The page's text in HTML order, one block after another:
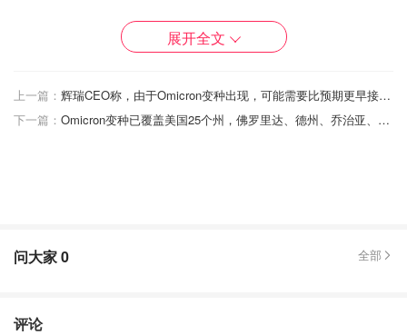
时候竟然还有人穿着短裤短袖在上山的，不知道他们是勇还
🌞 其他：山上有人滑雪，但我对此不了解
🌞 要准备的东西：
防晒霜：必不可少，不用多说
展开全文
上一篇：
辉瑞CEO称，由于Omicron变种出现，可能需要比预期更早接种第四针新冠疫苗
下一篇：
Omicron变种已覆盖美国25个州，佛罗里达、德州、乔治亚、路易斯安那等南部州相继发现病例
问大家0 全部
评论